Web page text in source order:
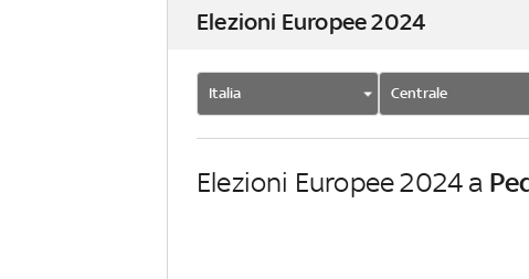
Elezioni Europee 2024
Italia Centrale
Elezioni Europee 2024 a